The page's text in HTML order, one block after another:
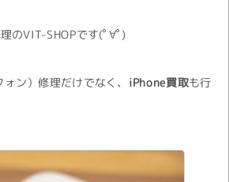
のVIT-SHOPです(ﾟ∀ﾟ)
ン）修理だけでなく、 iPhone買取も行